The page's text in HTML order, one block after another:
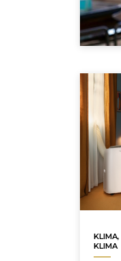
KLIMA,
KLIMA